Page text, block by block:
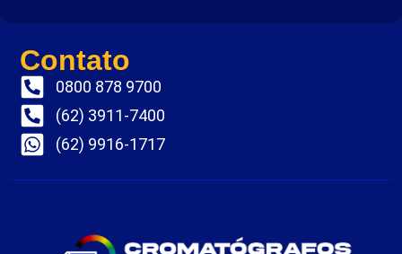
Contato
0800 878 9700
(62) 3911-7400
(62) 9916-1717